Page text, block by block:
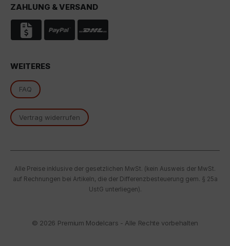
ZAHLUNG & VERSAND
WEITERES
FAQ
Vertrag widerrufen
Alle Preise inklusive der gesetzlichen MwSt. (kein Ausweis der MwSt.
auf Rechnungen bei Artikeln, die der Differenzbesteuerung gem. § 25a
UstG unterliegen).
© 2026 Premium Modelcars - Alle Rechte vorbehalten
Rechtsmittel, verarbeitet werden. Wenn Sie auf "Nur
oben beschriebene Übertragung nicht statt.